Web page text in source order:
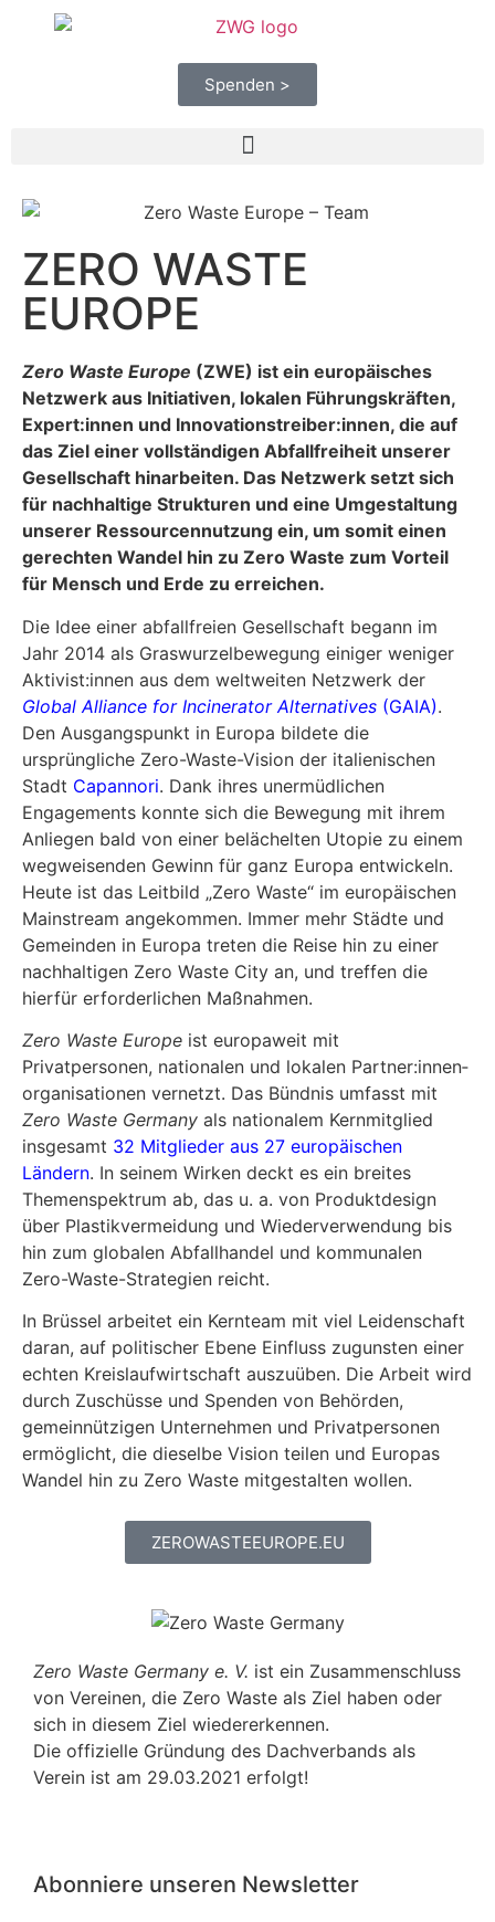
Spenden >
ZERO WASTE
EUROPE
Zero Waste Europe (ZWE) ist ein europäisches
Netzwerk aus Initiativen, lokalen Führungs­kräften,
Expert:innen und Innovations­treiber:innen, die auf
das Ziel einer vollständigen Abfallfreiheit unserer
Gesellschaft hinarbeiten. Das Netzwerk setzt sich
für nachhaltige Strukturen und eine Umgestaltung
unserer Ressourcennutzung ein, um somit einen
gerechten Wandel hin zu Zero Waste zum Vorteil
für Mensch und Erde zu erreichen.
Die Idee einer abfallfreien Gesellschaft begann im
Jahr 2014 als Graswurzel­bewegung einiger weniger
Aktivist:innen aus dem weltweiten Netzwerk der
Global Alliance for Incinerator Alternatives (GAIA).
Den Ausgangspunkt in Europa bildete die
ursprüngliche Zero-Waste-Vision der italienischen
Stadt Capannori. Dank ihres unermüdlichen
Engagements konnte sich die Bewegung mit ihrem
Anliegen bald von einer belächelten Utopie zu einem
weg­weisenden Gewinn für ganz Europa entwickeln.
Heute ist das Leitbild „Zero Waste“ im europäischen
Mainstream angekommen. Immer mehr Städte und
Gemeinden in Europa treten die Reise hin zu einer
nachhaltigen Zero Waste City an, und treffen die
hierfür erforderlichen Maßnahmen.
Zero Waste Europe ist europaweit mit
Privatpersonen, nationalen und lokalen Partner:innen­
organisationen vernetzt. Das Bündnis umfasst mit
Zero Waste Germany als nationalem Kernmitglied
insgesamt 32 Mitglieder aus 27 europäischen
Ländern. In seinem Wirken deckt es ein breites
Themenspektrum ab, das u. a. von Produktdesign
über Plastikvermeidung und Wiederverwendung bis
hin zum globalen Abfallhandel und kommunalen
Zero-Waste-Strategien reicht.
In Brüssel arbeitet ein Kernteam mit viel Leidenschaft
daran, auf politischer Ebene Einfluss zugunsten einer
echten Kreislaufwirtschaft auszuüben. Die Arbeit wird
durch Zuschüsse und Spenden von Behörden,
gemeinnützigen Unternehmen und Privatpersonen
ermöglicht, die dieselbe Vision teilen und Europas
Wandel hin zu Zero Waste mitgestalten wollen.
ZEROWASTEEUROPE.EU
Zero Waste Germany e. V. ist ein Zusammenschluss
von Vereinen, die Zero Waste als Ziel haben oder
sich in diesem Ziel wiedererkennen.
Die offizielle Gründung des Dachverbands als
Verein ist am 29.03.2021 erfolgt!
Abonniere unseren Newsletter